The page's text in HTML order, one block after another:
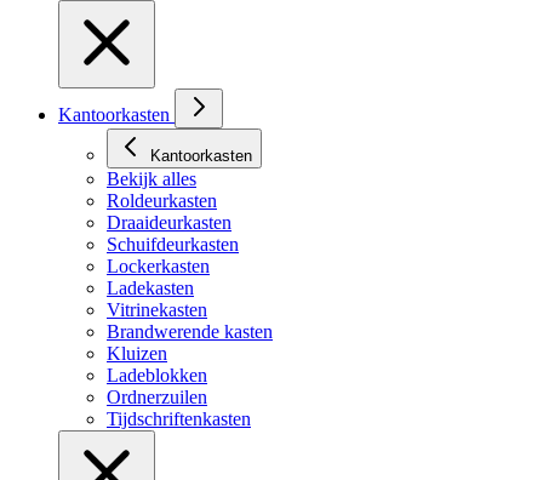
Kantoorkasten
Kantoorkasten
Bekijk alles
Roldeurkasten
Draaideurkasten
Schuifdeurkasten
Lockerkasten
Ladekasten
Vitrinekasten
Brandwerende kasten
Kluizen
Ladeblokken
Ordnerzuilen
Tijdschriftenkasten